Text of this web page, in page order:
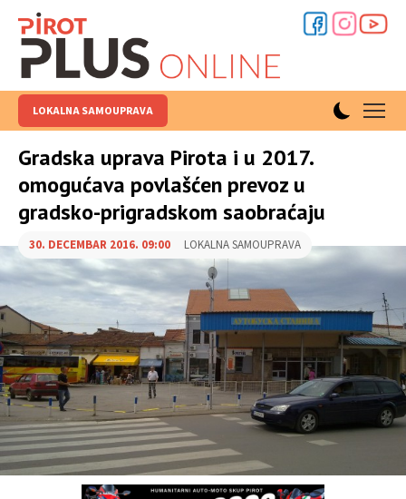
LOKALNA SAMOUPRAVA
Gradska uprava Pirota i u 2017.
omogućava povlašćen prevoz u
gradsko-prigradskom saobraćaju
30. DECEMBAR 2016. 09:00 LOKALNA SAMOUPRAVA